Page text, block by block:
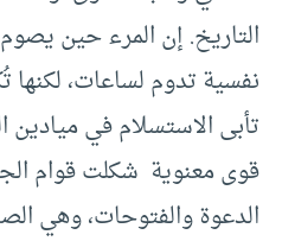
التاريخ. إن المرء حين
نفسية تدوم لساعات، لكنها
تأبى الاستسلام في ميادين
قوى معنوية شكلت قوام
الدعوة والفتوحات، وهي